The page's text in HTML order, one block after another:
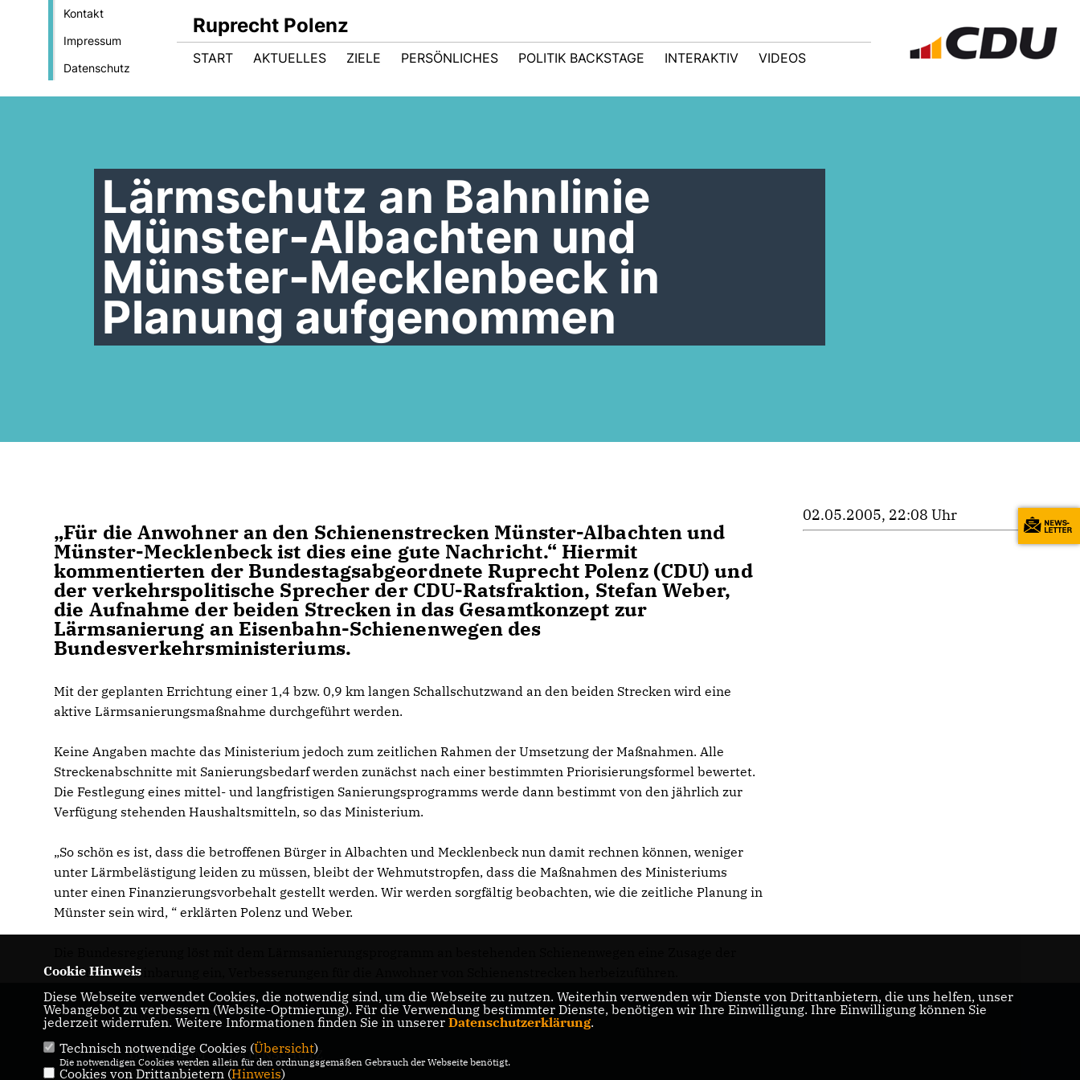
Kontakt
Impressum
Datenschutz
Ruprecht Polenz
START AKTUELLES ZIELE PERSÖNLICHES POLITIK BACKSTAGE INTERAKTIV VIDEOS
Lärmschutz an Bahnlinie
Münster-Albachten und
Münster-Mecklenbeck in
Planung aufgenommen
Für die Anwohner an den Schienenstrecken Münster-Albachten und
Münster-Mecklenbeck ist dies eine gute Nachricht.“ Hiermit
kommentierten der Bundestagsabgeordnete Ruprecht Polenz (CDU) und
der verkehrspolitische Sprecher der CDU-Ratsfraktion, Stefan Weber,
die Aufnahme der beiden Strecken in das Gesamtkonzept zur
Lärmsanierung an Eisenbahn-Schienenwegen des
Bundesverkehrsministeriums.
Mit der geplanten Errichtung einer 1,4 bzw. 0,9 km langen Schallschutzwand an den beiden Strecken wird eine
aktive Lärmsanierungsmaßnahme durchgeführt werden.
Keine Angaben machte das Ministerium jedoch zum zeitlichen Rahmen der Umsetzung der Maßnahmen. Alle
Streckenabschnitte mit Sanierungsbedarf werden zunächst nach einer bestimmten Priorisierungsformel bewertet.
Die Festlegung eines mittel- und langfristigen Sanierungsprogramms werde dann bestimmt von den jährlich zur
Verfügung stehenden Haushaltsmitteln, so das Ministerium.
So schön es ist, dass die betroffenen Bürger in Albachten und Mecklenbeck nun damit rechnen können, weniger
unter Lärmbelästigung leiden zu müssen, bleibt der Wehmutstropfen, dass die Maßnahmen des Ministeriums
unter einen Finanzierungsvorbehalt gestellt werden. Wir werden sorgfältig beobachten, wie die zeitliche Planung in
Münster sein wird, “ erklärten Polenz und Weber.
Koalitionsvereinbarung ein, Verbesserungen für die Anwohner von Schienenstrecken herbeizuführen.
02.05.2005, 22:08 Uhr
Ruprecht Polenz
IMPRESSUM
DATENSCHUTZ
KONTAKT
Cookie Hinweis
Diese Webseite verwendet Cookies, die notwendig sind, um die Webseite zu nutzen. Weiterhin verwenden wir Dienste von Drittanbietern, die uns helfen, unser
Webangebot zu verbessern (Website-Optmierung). Für die Verwendung bestimmter Dienste, benötigen wir Ihre Einwilligung. Ihre Einwilligung können Sie
jederzeit widerrufen. Weitere Informationen finden Sie in unserer Datenschutzerklärung.
Technisch notwendige Cookies (Übersicht)
Die notwendigen Cookies werden allein für den ordnungsgemäßen Gebrauch der Webseite benötigt.
Cookies von Drittanbietern (Hinweis)